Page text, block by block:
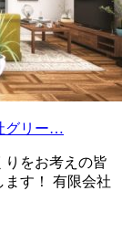
グリー…
りをお考えの皆
ます！ 有限会社